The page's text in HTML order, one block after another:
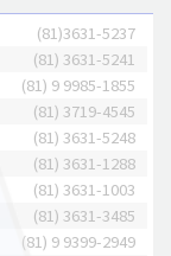
(81)3631-5237
(81) 3631-5241
(81) 9 9985-1855
(81) 3719-4545
(81) 3631-5248
(81) 3631-1288
(81) 3631-1003
(81) 3631-3485
(81) 9 9399-2949